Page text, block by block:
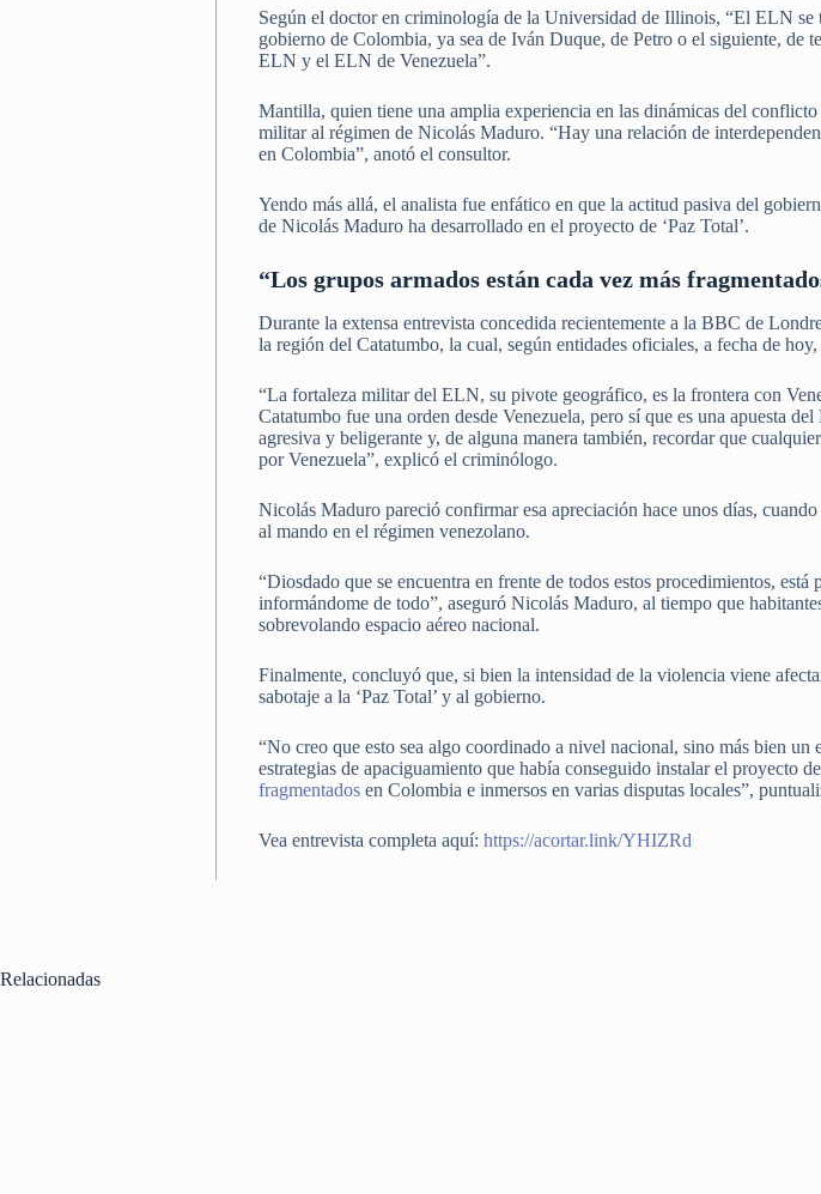
Según el doctor en criminología de la Universidad de Illinois, “El ELN
gobierno de Colombia, ya sea de Iván Duque, de Petro o el siguiente, de
ELN y el ELN de Venezuela”.
Mantilla, quien tiene una amplia experiencia en las dinámicas del
militar al régimen de Nicolás Maduro. “Hay una relación de
en Colombia”, anotó el consultor.
Yendo más allá, el analista fue enfático en que la actitud pasiva del
de Nicolás Maduro ha desarrollado en el proyecto de ‘Paz Total’.
“Los grupos armados están cada vez más
Durante la extensa entrevista concedida recientemente a la BBC de
la región del Catatumbo, la cual, según entidades oficiales, a fecha de
“La fortaleza militar del ELN, su pivote geográfico, es la frontera con
Catatumbo fue una orden desde Venezuela, pero sí que es una apuesta
agresiva y beligerante y, de alguna manera también, recordar que
por Venezuela”, explicó el criminólogo.
Nicolás Maduro pareció confirmar esa apreciación hace unos días,
al mando en el régimen venezolano.
“Diosdado que se encuentra en frente de todos estos procedimientos,
informándome de todo”, aseguró Nicolás Maduro, al tiempo que
sobrevolando espacio aéreo nacional.
Finalmente, concluyó que, si bien la intensidad de la violencia viene
sabotaje a la ‘Paz Total’ y al gobierno.
“No creo que esto sea algo coordinado a nivel nacional, sino más bien
estrategias de apaciguamiento que había conseguido instalar el proyecto
fragmentadosen Colombia e inmersos en varias disputas locales”,
Vea entrevista completa aquí:https://acortar.link/YHIZRd
Relacionadas